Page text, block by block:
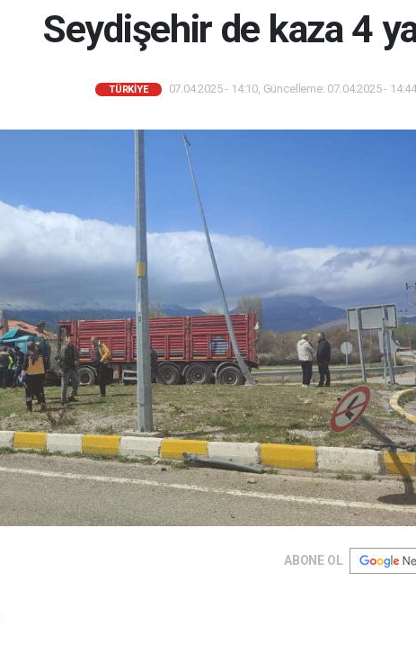
Seydişehir de kaza 4
TÜRKIYE 07.04.2025 - 14:10, Güncelleme: 07.04.2025 - 14:44
ABONE OL